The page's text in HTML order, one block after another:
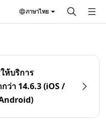
ภาษาไทย
ห้บริการ
ว่า 14.6.3 (iOS /